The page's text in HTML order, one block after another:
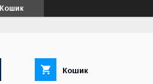
Кошик
Кошик